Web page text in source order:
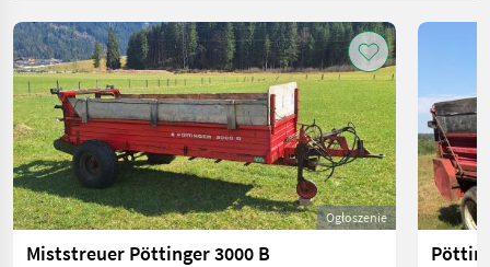
Ogłoszenie
Miststreuer Pöttinger 3000 B